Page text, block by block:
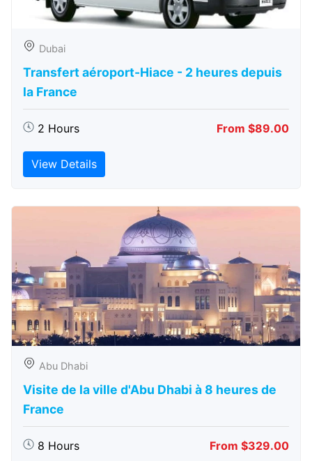
Dubai
Transfert aéroport-Hiace - 2 heures depuis
la France
2 Hours From $89.00
View Details
Abu Dhabi
Visite de la ville d'Abu Dhabi à 8 heures de
France
8 Hours From $329.00